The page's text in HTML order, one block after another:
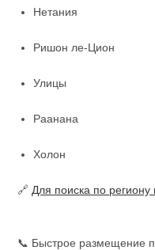
Нетания
Ришон ле-Цион
Улицы
Раанана
Холон
🔗 Для поиска по региону
📞 Быстрое размещение